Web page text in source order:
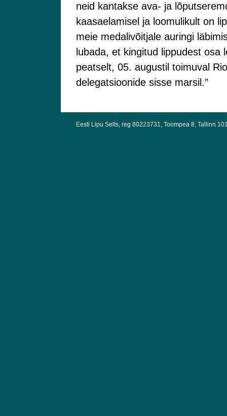
neid kantakse ava- ja
kaasaelamisel ja loomulikult on
meie medalivõitjale auringi
lubada, et kingitud lippudest
peatselt, 05. augustil toimuval
delegatsioonide sisse marsil.”
Eesti Lipu Selts, reg 80223731, Toompea 8, Tallinn